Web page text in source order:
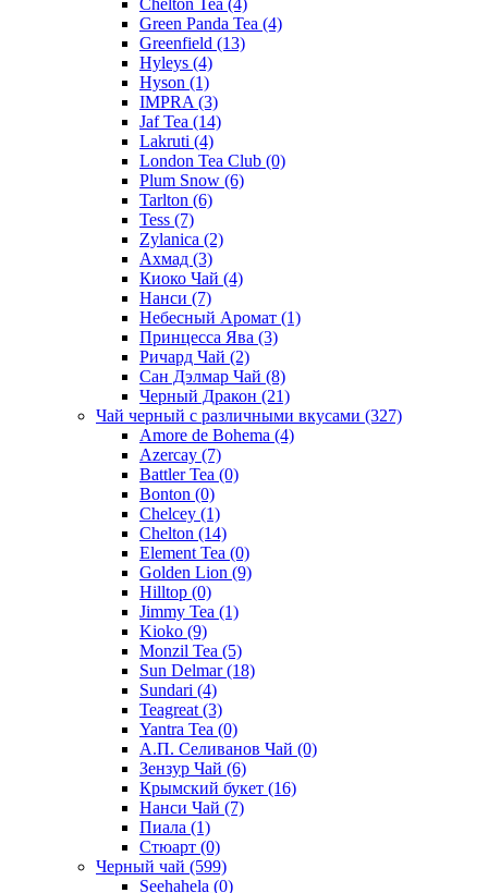
Green Panda Tea (4)
Greenfield (13)
Hyleys (4)
Hyson (1)
IMPRA (3)
Jaf Tea (14)
Lakruti (4)
London Tea Club (0)
Plum Snow (6)
Tarlton (6)
Tess (7)
Zylanica (2)
Ахмад (3)
Киоко Чай (4)
Нанси (7)
Небесный Аромат (1)
Принцесса Ява (3)
Ричард Чай (2)
Сан Дэлмар Чай (8)
Черный Дракон (21)
Чай черный с различными вкусами (327)
Amore de Bohema (4)
Azercay (7)
Battler Tea (0)
Bonton (0)
Chelcey (1)
Chelton (14)
Element Tea (0)
Golden Lion (9)
Hilltop (0)
Jimmy Tea (1)
Kioko (9)
Monzil Tea (5)
Sun Delmar(18)
Sundari (4)
Teagreat (3)
Yantra Tea (0)
А.П. Селиванов Чай (0)
Зензур Чай (6)
Крымский букет (16)
Нанси Чай (7)
Пиала (1)
Стюарт (0)
Черный чай (599)
Seehahela (0)